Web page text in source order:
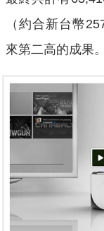
（約合新台幣
來第二高的成果。